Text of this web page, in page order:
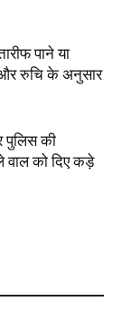
पाने या
और रुचि के अनुसार
पुलिस की
वाल को दिए कड़े